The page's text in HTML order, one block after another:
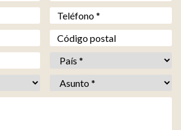
Téléphone *
Code postal
Pays **
Objet **